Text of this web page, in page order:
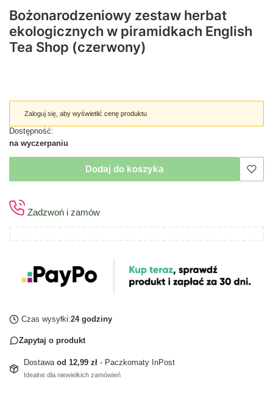
Bożonarodzeniowy zestaw herbat
ekologicznych w piramidkach English
Tea Shop (czerwony)
Zaloguj się , aby wyświetlić cenę produktu
Dostępność:
na wyczerpaniu
Dodaj do koszyka
Zadzwoń i zamów
Czas wysyłki:24 godziny
Zapytaj o produkt
Dostawa od 12,99 zł - Paczkomaty InPost
Idealne dla niewielkich zamówień